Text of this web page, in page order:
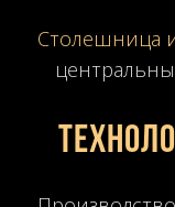
Столешница